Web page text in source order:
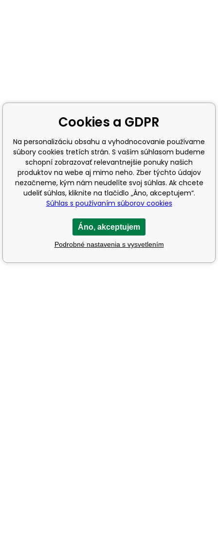
Cookies a GDPR
Na personalizáciu obsahu a vyhodnocovanie používame
súbory cookies tretích strán. S vaším súhlasom budeme
schopní zobrazovať relevantnejšie ponuky našich
produktov na webe aj mimo neho. Zber týchto údajov
nezačneme, kým nám neudelíte svoj súhlas. Ak chcete
udeliť súhlas, kliknite na tlačidlo „Áno, akceptujem“.
Súhlas s používaním súborov cookies
Áno, akceptujem
Podrobné nastavenia s vysvetlením